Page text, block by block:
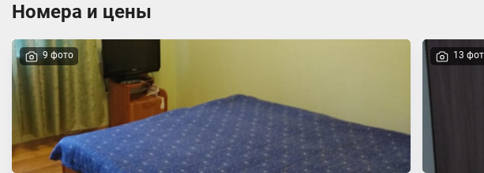
Номера и цены
9 фото 13